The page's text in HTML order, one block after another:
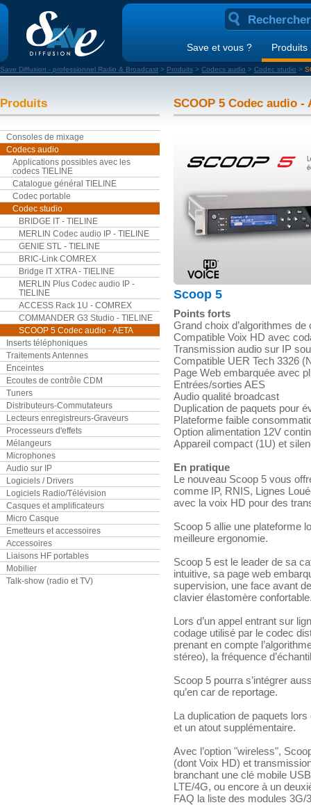
Save et vous ? Produits
Save Diffusion - professionnel Radio & Broadcast > Produits > Codecs audio > Codec studio >
Produits
Consoles de mixage
Codecs audio
Applications possibles avec les
codecs TIELINE
Catalogue général TIELINE
Codec portable
Codec studio
BRIDGE IT - TIELINE
MERLIN Codec audio IP - TIELINE
GENIE STL - TIELINE
BRIC-Link COMREX
Bridge IT XTRA - TIELINE
MERLIN Plus Codec audio IP -
TIELINE
ACCESS Rack 1U - COMREX
COMMANDER G3 Studio - TIELINE
SCOOP 5 Codec audio - AETA
Inserts téléphoniques
Traitements Antennes
Enceintes
Ecoutes de contrôle CDM
Tuners
Distributeurs-Commutateurs
Lecteurs enregistreurs-Graveurs
Processeurs d'effets
Mélangeurs
Microphones
Audio sur IP
Logiciels / Drivers
Logiciels Radio/Télévision
Casques et amplificateurs
Micro Casque
Emetteurs et accessoires
Accessoires
Liaisons HF portables
Mobilier
Talk-show (radio et TV)
SCOOP 5 Codec audio -
Scoop 5
Points forts
Grand choix d’algorithmes de
Compatible Voix HD avec
Transmission audio sur IP
Compatible UER Tech 3326
Page Web embarquée avec
Entrées/sorties AES
Audio qualité broadcast
Duplication de paquets pour
Plateforme faible
Option alimentation 12V
Appareil compact (1U) et
En pratique
Le nouveau Scoop 5 vous
comme IP, RNIS, Lignes
avec la voix HD pour des
Scoop 5 allie une plateforme
meilleure ergonomie.
Scoop 5 est le leader de sa
intuitive, sa page web
supervision, une face avant
clavier élastomère
Lors d’un appel entrant sur
codage utilisé par le codec
prenant en compte
stéreo), la fréquence
Scoop 5 pourra s’intégrer
qu’en car de reportage.
La duplication de paquets
et un atout supplémentaire.
Avec l’option "wireless",
(dont Voix HD) et
branchant une clé mobile
LTE/4G, ou encore à un
FAQ la liste des modules 3G/